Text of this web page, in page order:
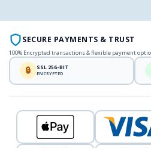
SECURE PAYMENTS & TRUST
100% Encrypted transactions & flexible payment
🔒 SSL 256-BIT
ENCRYPTED